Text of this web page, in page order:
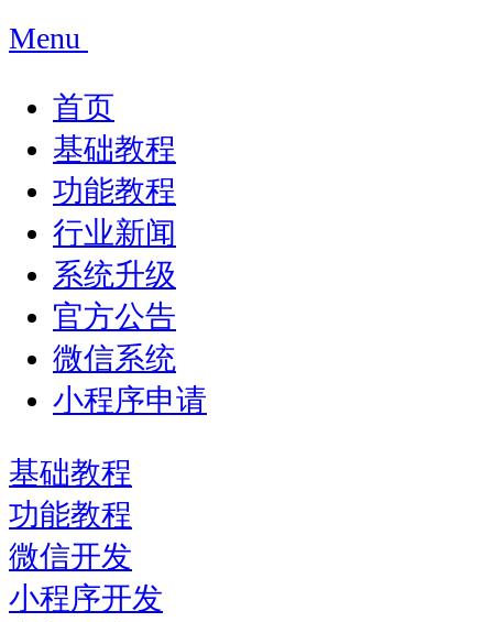
Menu
首页
基础教程
功能教程
行业新闻
系统升级
官方公告
微信系统
小程序申请
基础教程
功能教程
微信开发
小程序开发